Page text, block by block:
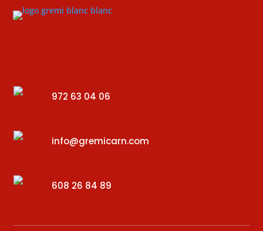
972 63 04 06
info@gremicarn.com
608 26 84 89